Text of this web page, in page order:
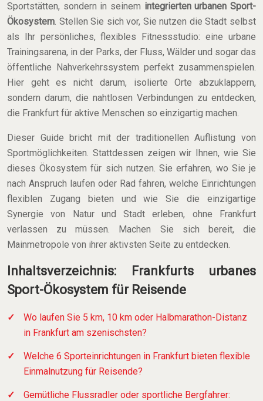
Sportstätten, sondern in seinem integrierten urbanen Sport-
Ökosystem. Stellen Sie sich vor, Sie nutzen die Stadt selbst
als Ihr persönliches, flexibles Fitnessstudio: eine urbane
Trainingsarena, in der Parks, der Fluss, Wälder und sogar das
öffentliche Nahverkehrssystem perfekt zusammenspielen.
Hier geht es nicht darum, isolierte Orte abzuklappern,
sondern darum, die nahtlosen Verbindungen zu entdecken,
die Frankfurt für aktive Menschen so einzigartig machen.
Dieser Guide bricht mit der traditionellen Auflistung von
Sportmöglichkeiten. Stattdessen zeigen wir Ihnen, wie Sie
dieses Ökosystem für sich nutzen. Sie erfahren, wo Sie je
nach Anspruch laufen oder Rad fahren, welche Einrichtungen
flexiblen Zugang bieten und wie Sie die einzigartige
Synergie von Natur und Stadt erleben, ohne Frankfurt
verlassen zu müssen. Machen Sie sich bereit, die
Mainmetropole von ihrer aktivsten Seite zu entdecken.
Inhaltsverzeichnis: Frankfurts urbanes
Sport-Ökosystem für Reisende
Wo laufen Sie 5 km, 10 km oder Halbmarathon-Distanz
in Frankfurt am szenischsten?
Welche 6 Sporteinrichtungen in Frankfurt bieten flexible
Einmalnutzung für Reisende?
Gemütliche Flussradler oder sportliche Bergfahrer: